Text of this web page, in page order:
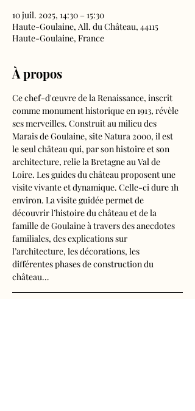
10 juil. 2025, 14:30 – 15:30
Haute-Goulaine, All. du Château, 44115
Haute-Goulaine, France
À propos
Ce chef-d'œuvre de la Renaissance, inscrit
comme monument historique en 1913, révèle
ses merveilles. Construit au milieu des
Marais de Goulaine, site Natura 2000, il est
le seul château qui, par son histoire et son
architecture, relie la Bretagne au Val de
Loire. Les guides du château proposent une
visite vivante et dynamique. Celle-ci dure 1h
environ. La visite guidée permet de
découvrir l’histoire du château et de la
famille de Goulaine à travers des anecdotes
familiales, des explications sur
l’architecture, les décorations, les
différentes phases de construction du
château…